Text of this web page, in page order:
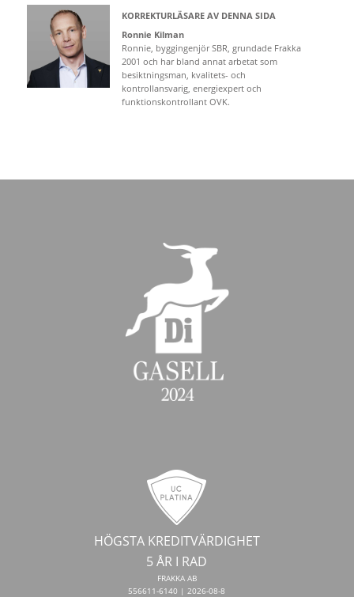
KORREKTURLÄSARE AV DENNA SIDA
Ronnie Kilman
Ronnie, byggingenjör SBR, grundade Frakka
2001 och har bland annat arbetat som
besiktningsman, kvalitets- och
kontrollansvarig, energiexpert och
funktionskontrollant OVK.
HÖGSTA KREDITVÄRDIGHET
5 ÅR I RAD
FRAKKA AB
556611-6140 | 2026-08-8